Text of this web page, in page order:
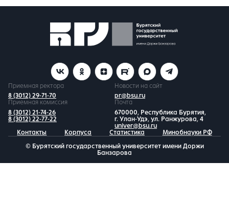
Приемная ректора
8 (3012) 29-71-70
Новости на сайт
pr@bsu.ru
Приемная комиссия
8 (3012) 21-74-26
8 (3012) 22-77-22
Почта
670000, Республика Бурятия,
г. Улан-Удэ, ул. Ранжурова, 4
univer@bsu.ru
Контакты
Корпуса Статистика Минобнауки РФ
© Бурятский государственный университет имени Доржи
Банзарова